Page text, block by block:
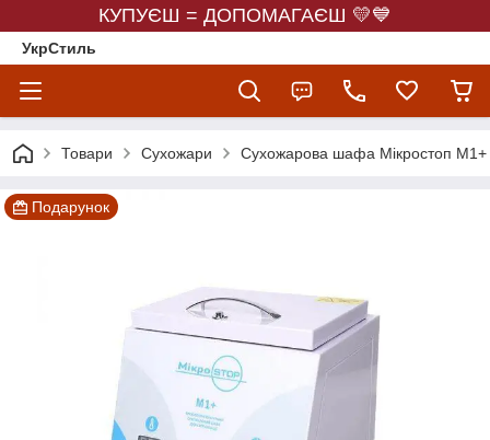
КУПУЄШ = ДОПОМАГАЄШ 💛💙
УкрСтиль
Товари Сухожари Сухожарова шафа Мікростоп М1+
Подарунок